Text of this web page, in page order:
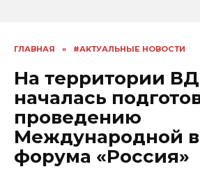
ГЛАВНАЯ » #АКТУАЛЬНЫЕ НОВОСТИ
На территории
началась
проведению
Международной
форума «Россия»